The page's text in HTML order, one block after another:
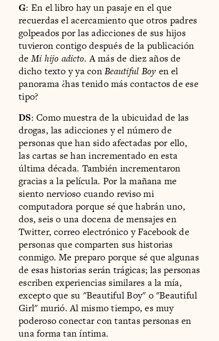
G: En el libro hay un pasaje en el que
recuerdas el acercamiento que otros padres
golpeados por las adicciones de sus hijos
tuvieron contigo después de la publicación
deMi hijo adicto. A más de diez años de
dicho texto y ya conBeautiful Boy en el
panorama ¿has tenido más contactos de ese
tipo?
DS: Como muestra de la ubicuidad de las
drogas, las adicciones y el número de
personas que han sido afectadas por ello,
las cartas se han incrementado en esta
última década. También incrementaron
gracias a la película. Por la mañana me
siento nervioso cuando reviso mi
computadora porque sé que habrán uno,
dos, seis o una docena de mensajes en
Twitter, correo electrónico y Facebook de
personas que comparten sus historias
conmigo. Me preparo porque sé que algunas
de esas historias serán trágicas; las personas
escriben experiencias similares a la mía,
excepto que su "Beautiful Boy" o "Beautiful
Girl" murió. Al mismo tiempo, es muy
poderoso conectar con tantas personas en
una forma tan íntima.